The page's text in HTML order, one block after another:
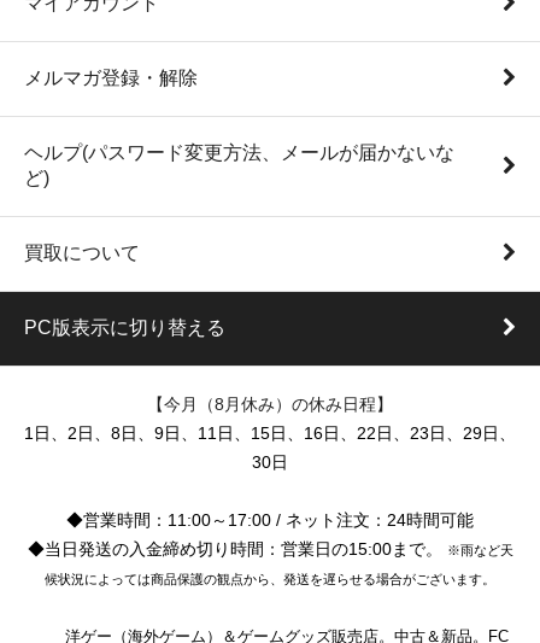
メルマガ登録・解除
ヘルプ(パスワード変更方法、メールが届かないな
ど)
買取について
PC版表示に切り替える
【今月（8月休み）の休み日程】
1日、2日、8日、9日、11日、15日、16日、22日、23日、29日、
30日
◆営業時間：11:00～17:00 / ネット注文：24時間可能
◆当日発送の入金締め切り時間：営業日の15:00まで。
※雨など天
候状況によっては商品保護の観点から、発送を遅らせる場合がございます。
洋ゲー（海外ゲーム）＆ゲームグッズ販売店。中古＆新品。FC